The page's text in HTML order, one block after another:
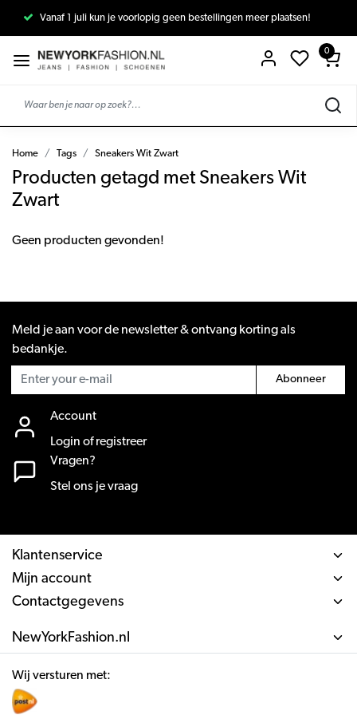
Vanaf 1 juli kun je voorlopig geen bestellingen meer plaatsen!
0
Home Tags Sneakers Wit Zwart
Producten getagd met Sneakers Wit
Zwart
Geen producten gevonden!
Meld je aan voor de newsletter & ontvang korting als
bedankje.
Abonneer
Account
Login of registreer
Vragen?
Stel ons je vraag
Klantenservice
Mijn account
Contactgegevens
NewYorkFashion.nl
Wij versturen met: